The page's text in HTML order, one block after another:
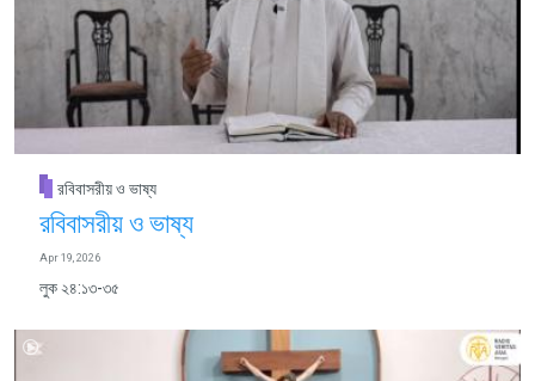
রবিবাসরীয় ও ভাষ্য
রবিবাসরীয় ও ভাষ্য
Apr 19, 2026
লুক ২৪:১৩-৩৫